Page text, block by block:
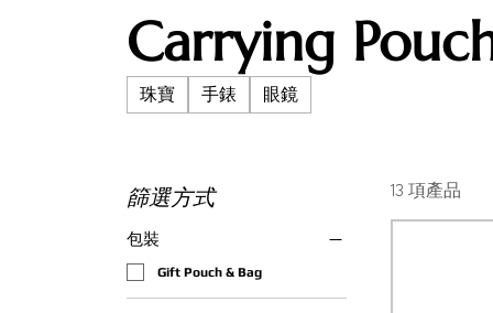
Carrying
珠寶 手錶 眼鏡
篩選方式
包裝
Gift Pouch & Bag
13 項產品